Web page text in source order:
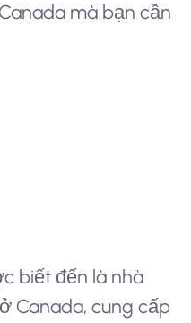
mà bạn cần
biết đến là nhà
Canada, cung cấp